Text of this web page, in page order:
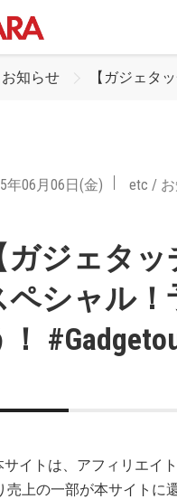
お知らせ 【ガジェタ
年06月06日(金) etc /
ガジェタッ
ペシャル！
！
イトは、アフィリエイ
売上の一部が本サイトに